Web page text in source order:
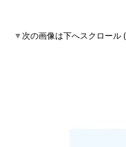
▼次の画像は下へスクロール